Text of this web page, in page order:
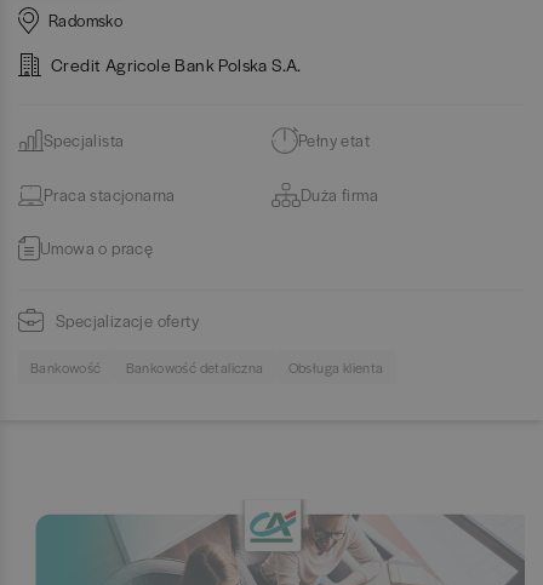
Radomsko
Credit Agricole Bank Polska S.A.
Specjalista Pełny etat
Praca stacjonarna Duża firma
Umowa o pracę
Specjalizacje oferty
Bankowość Bankowość detaliczna Obsługa klienta